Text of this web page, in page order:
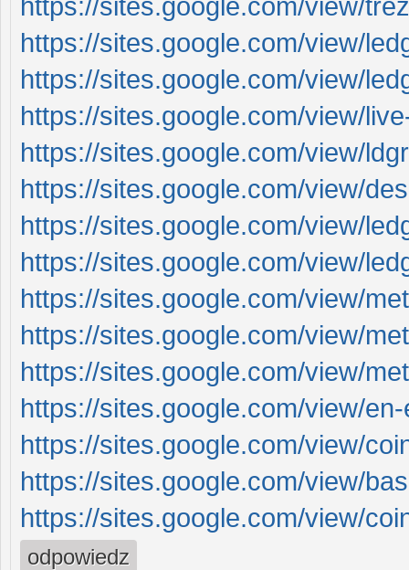
https://sites.google.com/view/
https://sites.google.com/view/
https://sites.google.com/view/
https://sites.google.com/view/
https://sites.google.com/view/
https://sites.google.com/view/
https://sites.google.com/view/
https://sites.google.com/view/
https://sites.google.com/view/
https://sites.google.com/view/
https://sites.google.com/view/
https://sites.google.com/view/
https://sites.google.com/view/
https://sites.google.com/view/
https://sites.google.com/view/
odpowiedz